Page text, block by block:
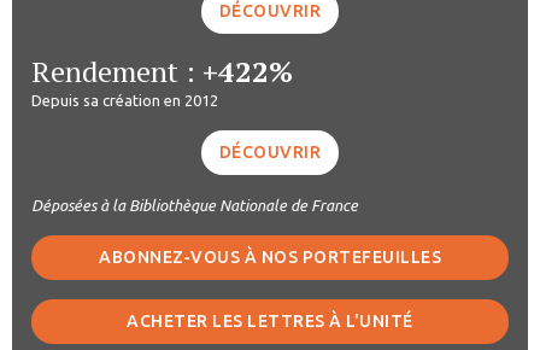
DÉCOUVRIR
Rendement : +422%
Depuis sa création en 2012
DÉCOUVRIR
Déposées à la Bibliothèque Nationale de France
ABONNEZ-VOUS À NOS PORTEFEUILLES
ACHETER LES LETTRES À L'UNITÉ